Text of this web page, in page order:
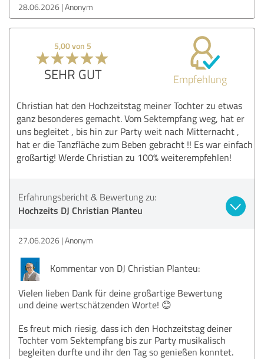
28.06.2026 Anonym
5,00 von 5
SEHR GUT Empfehlung
Christian hat den Hochzeitstag meiner Tochter zu etwas
ganz besonderes gemacht. Vom Sektempfang weg, hat er
uns begleitet , bis hin zur Party weit nach Mitternacht ,
hat er die Tanzfläche zum Beben gebracht !! Es war einfach
großartig! Werde Christian zu 100% weiterempfehlen!
Erfahrungsbericht & Bewertung zu:
Hochzeits DJ Christian Planteu
27.06.2026 Anonym
Kommentar von DJ Christian Planteu:
Vielen lieben Dank für deine großartige Bewertung
und deine wertschätzenden Worte! 😊
Es freut mich riesig, dass ich den Hochzeitstag deiner
Tochter vom Sektempfang bis zur Party musikalisch
begleiten durfte und ihr den Tag so genießen konntet.